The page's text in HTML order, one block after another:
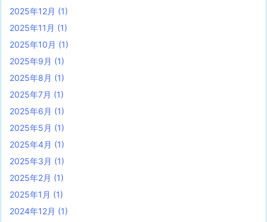
2025年12月 (1)
2025年11月 (1)
2025年10月 (1)
2025年9月 (1)
2025年8月 (1)
2025年7月 (1)
2025年6月 (1)
2025年5月 (1)
2025年4月 (1)
2025年3月 (1)
2025年2月 (1)
2025年1月 (1)
2024年12月 (1)